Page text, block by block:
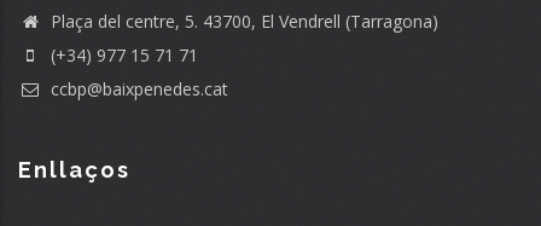
Plaça del centre, 5. 43700, El Vendrell (Tarragona)
(+34) 977 15 71 71
ccbp@baixpenedes.cat
Enllaços